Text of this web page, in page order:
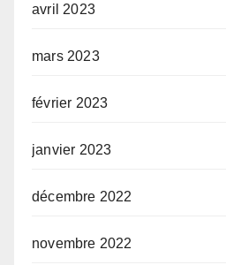
avril 2023
mars 2023
février 2023
janvier 2023
décembre 2022
novembre 2022